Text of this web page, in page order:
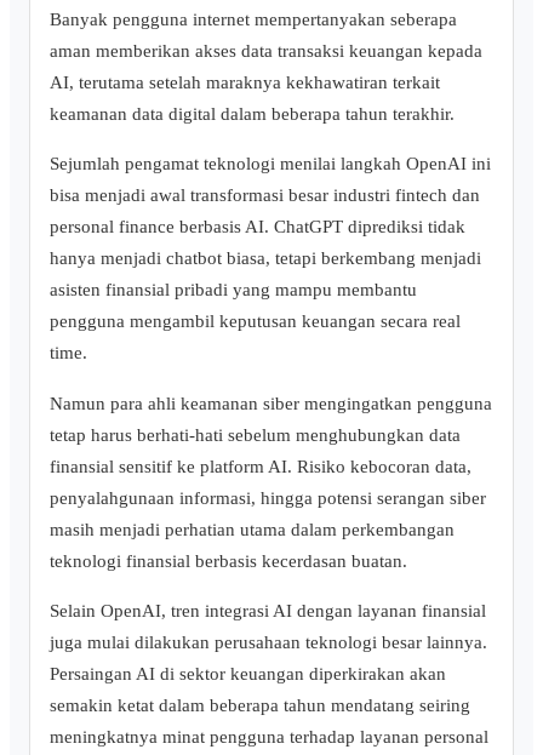
Banyak pengguna internet mempertanyakan seberapa
aman memberikan akses data transaksi keuangan kepada
AI, terutama setelah maraknya kekhawatiran terkait
keamanan data digital dalam beberapa tahun terakhir.
Sejumlah pengamat teknologi menilai langkah OpenAI ini
bisa menjadi awal transformasi besar industri fintech dan
personal finance berbasis AI. ChatGPT diprediksi tidak
hanya menjadi chatbot biasa, tetapi berkembang menjadi
asisten finansial pribadi yang mampu membantu
pengguna mengambil keputusan keuangan secara real
time.
Namun para ahli keamanan siber mengingatkan pengguna
tetap harus berhati-hati sebelum menghubungkan data
finansial sensitif ke platform AI. Risiko kebocoran data,
penyalahgunaan informasi, hingga potensi serangan siber
masih menjadi perhatian utama dalam perkembangan
teknologi finansial berbasis kecerdasan buatan.
Selain OpenAI, tren integrasi AI dengan layanan finansial
juga mulai dilakukan perusahaan teknologi besar lainnya.
Persaingan AI di sektor keuangan diperkirakan akan
semakin ketat dalam beberapa tahun mendatang seiring
meningkatnya minat pengguna terhadap layanan personal